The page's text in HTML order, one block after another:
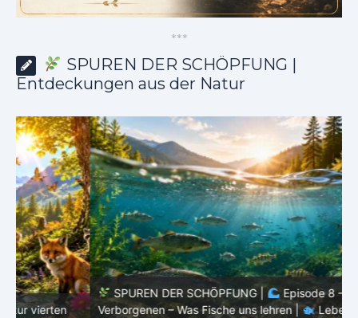
***
SPUREN DER SCHÖPFUNG |
Entdeckungen aus der Natur
SPUREN DER SCHÖPFUNG |
Episode 8 – Leben im
Verborgenen – Was Fische uns lehren |
Leben im